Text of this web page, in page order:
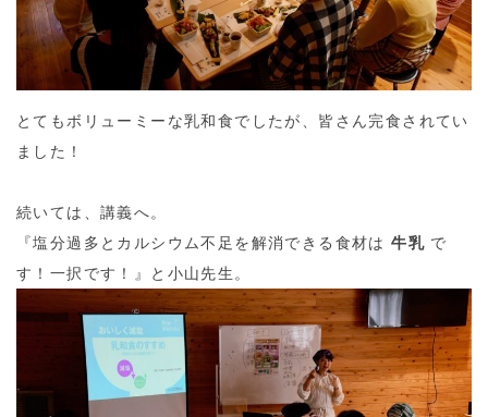
とてもボリューミーな乳和食でしたが、皆さん完食されてい
ました！
続いては、講義へ。
『塩分過多とカルシウム不足を解消できる食材は牛乳 で
す！一択です！』と小山先生。